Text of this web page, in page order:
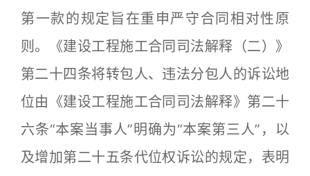
第一款的规定旨在重申严守合同相对性原
则。《建设工程施工合同司法解释（二）》
第二十四条将转包人、违法分包人的诉讼地
位由《建设工程施工合同司法解释》第二十
六条“本案当事人”明确为“本案第三人”，以
及增加第二十五条代位权诉讼的规定，表明